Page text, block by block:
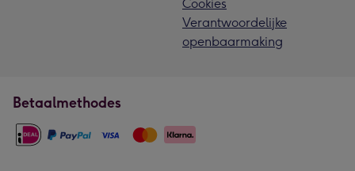
Cookies
Verantwoordelijke
openbaarmaking
Betaalmethodes